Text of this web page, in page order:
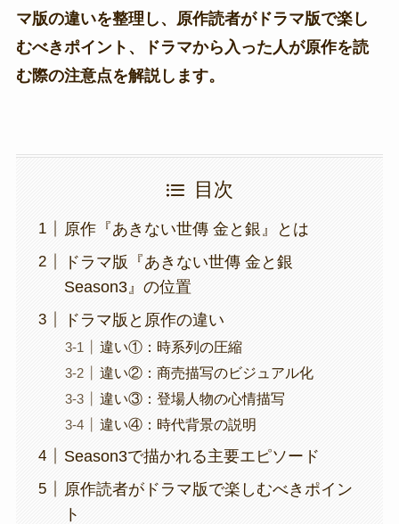
マ版の違いを整理し、原作読者がドラマ版で楽し
むべきポイント、ドラマから入った人が原作を読
む際の注意点を解説します。
目次
原作『あきない世傳 金と銀』とは
ドラマ版『あきない世傳 金と銀
Season3』の位置
ドラマ版と原作の違い
違い①：時系列の圧縮
違い②：商売描写のビジュアル化
違い③：登場人物の心情描写
違い④：時代背景の説明
Season3で描かれる主要エピソード
原作読者がドラマ版で楽しむべきポイン
ト